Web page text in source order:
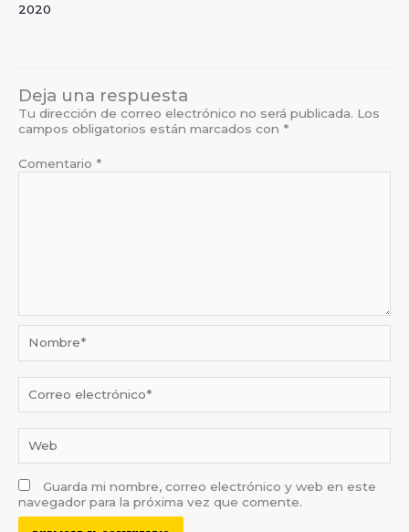
2020
Deja una respuesta
Tu dirección de correo electrónico no será publicada. Los
campos obligatorios están marcados con *
Comentario *
Correo
electrónico*
Guarda mi nombre, correo electrónico y web en este
navegador para la próxima vez que comente.